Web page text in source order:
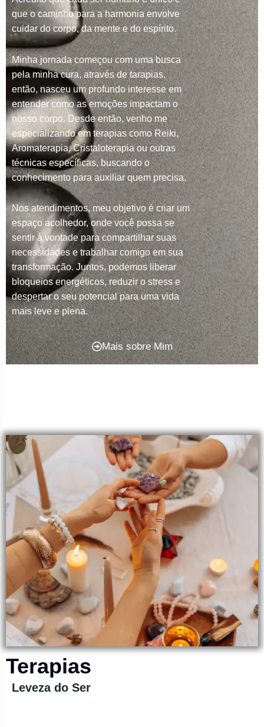
que o caminho para a harmonia envolve
cuidar do corpo, da mente e do espírito.
Minha jornada começou com uma busca
pela minha cura, através de tarapias,
então, nasceu um profundo interesse em
entender como as emoções impactam o
nosso corpo. Desde então, venho me
especializando em terapias como Reiki,
Aromaterapia, Cristaloterapia ou outras
técnicas específicas, buscando o
conhecimento para auxiliar quem precisa.
Nos atendimentos, meu objetivo é criar um
espaço acolhedor, onde você possa se
sentir à vontade para compartilhar suas
necessidades e trabalhar comigo em sua
transformação. Juntos, podemos liberar
bloqueios energéticos, reduzir o stress e
despertar o seu potencial para uma vida
mais leve e plena.
Mais sobre Mim
Terapias
Leveza do Ser